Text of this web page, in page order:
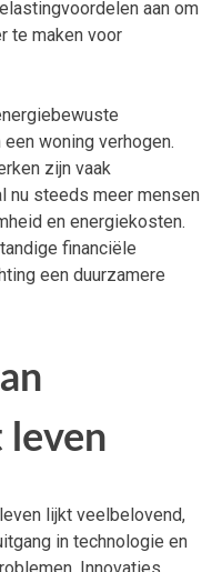
aan om
te maken voor
woning verhogen.
zijn vaak
nu steeds meer mensen
en energiekosten.
financiële
een duurzamere
leven
lijkt veelbelovend,
in technologie en